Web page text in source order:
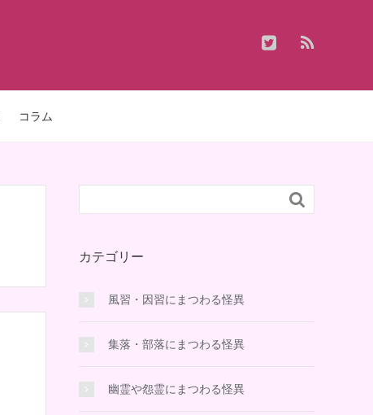
コラム

カテゴリー
風習・因習にまつわる怪異
集落・部落にまつわる怪異
幽霊や怨霊にまつわる怪異